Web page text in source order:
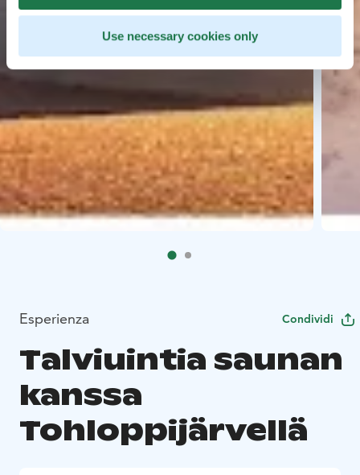
Use necessary cookies only
Esperienza Condividi
Talviuintia saunan
kanssa
Tohloppijärvellä